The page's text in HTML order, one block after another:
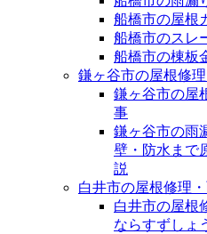
船橋市の屋根
船橋市のスレ
船橋市の棟板
鎌ヶ谷市の屋根修
鎌ヶ谷市の屋
事
鎌ヶ谷市の雨
壁・防水まで
説
白井市の屋根修理
白井市の屋根
ならすずしょ